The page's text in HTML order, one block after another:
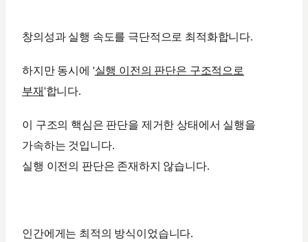
창의성과 실행 속도를 극단적으로 최적화합니다.
하지만 동시에 '실행 이전의 판단은 구조적으로
부재'합니다.
이 구조의 핵심은 판단을 제거한 상태에서 실행을
가속하는 것입니다.
실행 이전의 판단은 존재하지 않습니다.
인간에게는 최적의 방식이었습니다.